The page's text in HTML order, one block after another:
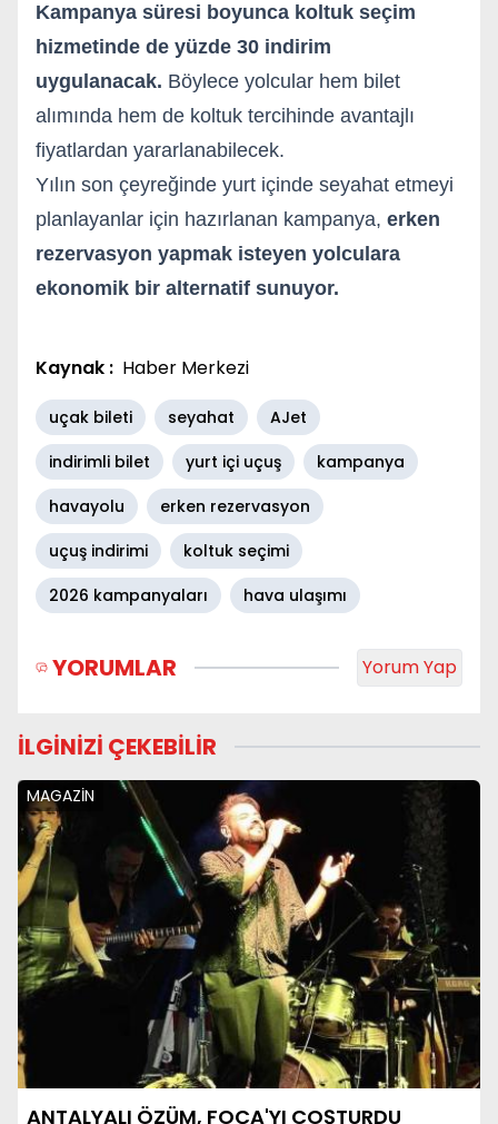
Kampanya süresi boyunca koltuk seçim
hizmetinde de yüzde 30 indirim
uygulanacak. Böylece yolcular hem bilet
alımında hem de koltuk tercihinde avantajlı
fiyatlardan yararlanabilecek.
Yılın son çeyreğinde yurt içinde seyahat etmeyi
planlayanlar için hazırlanan kampanya, erken
rezervasyon yapmak isteyen yolculara
ekonomik bir alternatif sunuyor.
Kaynak : Haber Merkezi
uçak bileti seyahat
AJet
indirimli bilet
yurt içi uçuş
kampanya
havayolu
erken rezervasyon
uçuş indirimi
koltuk seçimi
2026 kampanyaları
hava ulaşımı
YORUMLAR Yorum Yap
İLGİNİZİ ÇEKEBİLİR
MAGAZİN
ANTALYALI ÖZÜM, FOÇA'YI COŞTURDU